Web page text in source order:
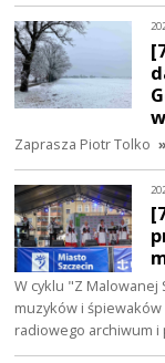
Zaprasza Piotr Tolko
W cyklu "Z
muzyków i
radiowego archiwum